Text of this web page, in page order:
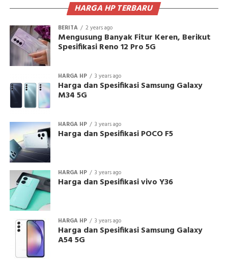
HARGA HP TERBARU
BERITA 2 years ago
Mengusung Banyak Fitur Keren, Berikut
Spesifikasi Reno 12 Pro 5G
HARGA HP 3 years ago
Harga dan Spesifikasi Samsung Galaxy
M34 5G
HARGA HP 3 years ago
Harga dan Spesifikasi POCO F5
HARGA HP 3 years ago
Harga dan Spesifikasi vivo Y36
HARGA HP 3 years ago
Harga dan Spesifikasi Samsung Galaxy
A54 5G